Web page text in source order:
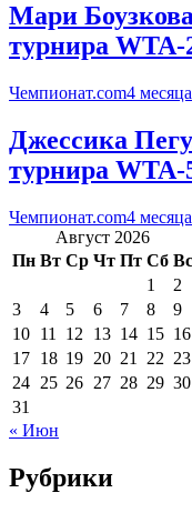
Мари
турнира WTA-
Чемпионат.com4
Джессика
турнира WTA-
Чемпионат.com4
Август 2026
Пн Вт Ср Чт Пт Сб Вс
1
2
3
4 5 6 7 8
9
10 11 12 13 14 15 16
17 18 19 20 21 22 23
24 25 26 27 28 29 30
31
« Июн
Рубрики